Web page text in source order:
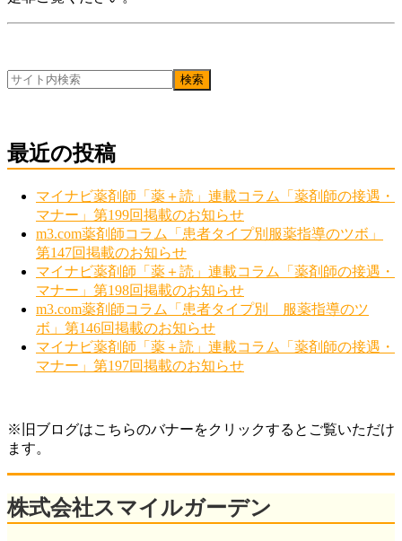
最近の投稿
マイナビ薬剤師「薬＋読」連載コラム「薬剤師の接遇・
マナー」第199回掲載のお知らせ
m3.com薬剤師コラム「患者タイプ別服薬指導のツボ」
第147回掲載のお知らせ
マイナビ薬剤師「薬＋読」連載コラム「薬剤師の接遇・
マナー」第198回掲載のお知らせ
m3.com薬剤師コラム「患者タイプ別 服薬指導のツ
ボ」第146回掲載のお知らせ
マイナビ薬剤師「薬＋読」連載コラム「薬剤師の接遇・
マナー」第197回掲載のお知らせ
※旧ブログはこちらのバナーをクリックするとご覧いただけ
ます。
株式会社スマイルガーデン